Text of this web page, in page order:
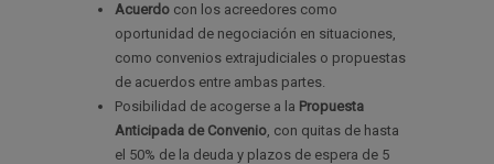
Acuerdo con los acreedores como
oportunidad de negociación en situaciones,
como convenios extrajudiciales o propuestas
de acuerdos entre ambas partes.
Posibilidad de acogerse a la Propuesta
Anticipada de Convenio, con quitas de hasta
el 50% de la deuda y plazos de espera de 5